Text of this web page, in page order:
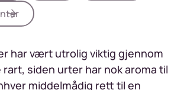
har vært utrolig viktig gjennom
rart, siden urter har nok aroma til
middelmådig rett til en